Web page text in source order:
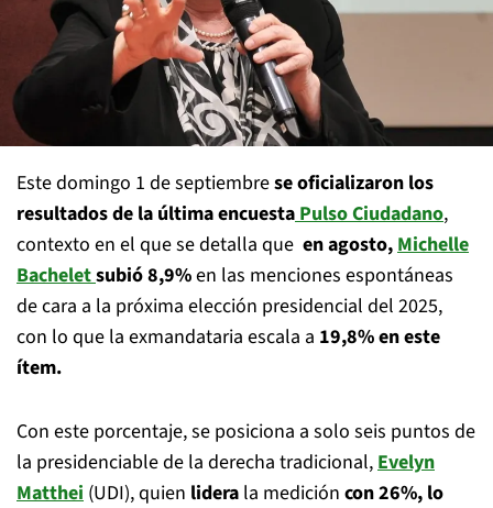
Este domingo 1 de septiembrese oficializaron los
resultados de la última encuesta Pulso Ciudadano,
contexto en el que se detalla que en agosto, Michelle
Bacheletsubió 8,9%en las menciones espontáneas
de cara a la próxima elección presidencial del 2025,
con lo que la exmandataria escala a 19,8% en este
ítem.
Con este porcentaje, se posiciona a solo seis puntos de
la presidenciable de la derecha tradicional, Evelyn
Matthei (UDI), quien lidera la medición con26%, lo